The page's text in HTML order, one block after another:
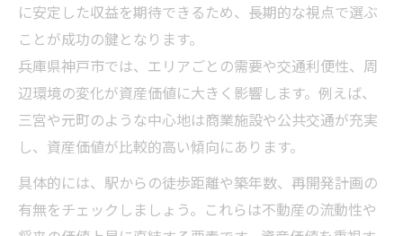
家族のライフスタイルに合う不動産
不動産投資の成功法を神戸市で実践
神戸市で実践する不動産投資の戦略
不動産投資で重要な回収期間の見極め方
資産価値を維持する不動産投資のコツ
市場変動に強い不動産投資の考え方
納得できる不動産購入のための視点
に安定した収益を期待できるため、長期的な視点で選ぶ
ことが成功の鍵となります。
兵庫県神戸市では、エリアごとの需要や交通利便性、周
辺環境の変化が資産価値に大きく影響します。例えば、
三宮や元町のような中心地は商業施設や公共交通が充実
し、資産価値が比較的高い傾向にあります。
具体的には、駅からの徒歩距離や築年数、再開発計画の
有無をチェックしましょう。これらは不動産の流動性や